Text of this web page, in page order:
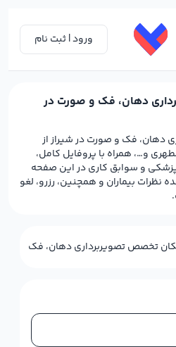
ورود | ثبت نام
دهان، فک و صورت در
دهان، فک و صورت در شیراز از
و…، همراه با پروفایل کامل،
و سوابق کاری در این صفحه
بیماران و همچنین، رزرو، لغو
تخصص تصویربرداری دهان، فک و